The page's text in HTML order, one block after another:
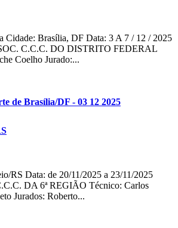
Cidade: Brasília, DF Data: 3 A 7 / 12 / 2025
C.C.C. DO DISTRITO FEDERAL
Coelho Jurado:...
de Brasília/DF - 03 12 2025
RS Data: de 20/11/2025 a 23/11/2025
DA 6ª REGIÃO Técnico: Carlos
Jurados: Roberto...